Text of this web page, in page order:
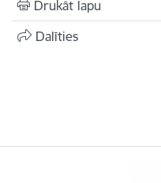
Drukāt lapu
Dalīties